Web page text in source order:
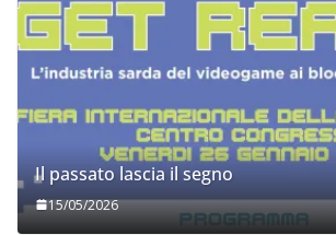
Il passato lascia il segno
15/05/2026